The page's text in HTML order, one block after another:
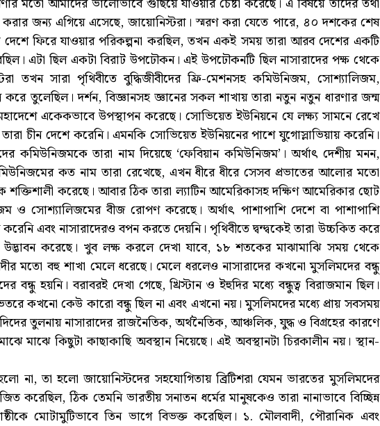
করার জন্য এগিয়ে এসেছে, জায়োনিস্টরা। স্মরণ করা যেতে পারে, ৪০ দশকের শেষ
দেশে ফিরে যাওয়ার পরিকল্পনা করছিল, তখন একই সময় তারা আরব দেশের একটি
এটা ছিল একটা বিরাট উপঢৌকন। এই উপঢৌকনটি ছিল নাসারাদের পক্ষ থেকে
তখন সারা পৃথিবীতে বুদ্ধিজীবীদের ফ্রি-মেশনসহ কমিউনিজম, সোশ্যালিজম,
করে তুলেছিল। দর্শন, বিজ্ঞানসহ জ্ঞানের সকল শাখায় তারা নতুন নতুন ধারণার জন্ম
একেকভাবে উপস্থাপন করেছে। সোভিয়েত ইউনিয়নে যে লক্ষ্য সামনে রেখে
চীন দেশে করেনি। এমনকি সোভিয়েত ইউনিয়নের পাশে যুগোস্লাভিয়ায় করেনি।
কমিউনিজমকে তারা নাম দিয়েছে ‘ফেবিয়ান কমিউনিজম’। অর্থাৎ দেশীয় মনন,
কত নাম তারা রেখেছে, এখন ধীরে ধীরে সেসব প্রভাতের আলোর মতো
শক্তিশালী করেছে। আবার ঠিক তারা ল্যাটিন আমেরিকাসহ দক্ষিণ আমেরিকার ছোট
ও সোশ্যালিজমের বীজ রোপণ করেছে। অর্থাৎ পাশাপাশি দেশে বা পাশাপাশি
এবং নাসারাদেরও বপন করতে দেয়নি। পৃথিবীতে দ্বন্দ্বকেই তারা উচ্চকিত করে
উদ্ভাবন করেছে। খুব লক্ষ করলে দেখা যাবে, ১৮ শতকের মাঝামাঝি সময় থেকে
মতো বহু শাখা মেলে ধরেছে। মেলে ধরলেও নাসারাদের কখনো মুসলিমদের বন্ধু
বন্ধু হয়নি। বরাবরই দেখা গেছে, খ্রিস্টান ও ইহুদির মধ্যে বন্ধুত্ব বিরাজমান ছিল।
কখনো কেউ কারো বন্ধু ছিল না এবং এখনো নয়। মুসলিমদের মধ্যে প্রায় সবসময়
তুলনায় নাসারাদের রাজনৈতিক, অর্থনৈতিক, আঞ্চলিক, যুদ্ধ ও বিগ্রহের কারণে
মাঝে কিছুটা কাছাকাছি অবস্থান নিয়েছে। এই অবস্থানটা চিরকালীন নয়। স্থান-
না, তা হলো জায়োনিস্টদের সহযোগিতায় ব্রিটিশরা যেমন ভারতের মুসলিমদের
করেছিল, ঠিক তেমনি ভারতীয় সনাতন ধর্মের মানুষকেও তারা নানাভাবে বিচ্ছিন্ন
মোটামুটিভাবে তিন ভাগে বিভক্ত করেছিল। ১. মৌলবাদী, পৌরানিক এবং